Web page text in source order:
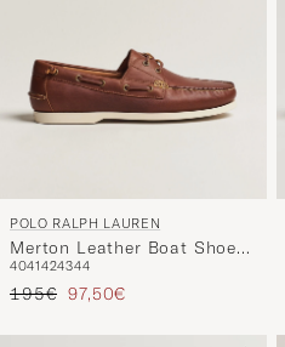
POLO RALPH LAUREN
Merton Leather Boat Shoe
Tan
4041424344
Regulärer Preis
195€ Reduzierter Preis
97,50€